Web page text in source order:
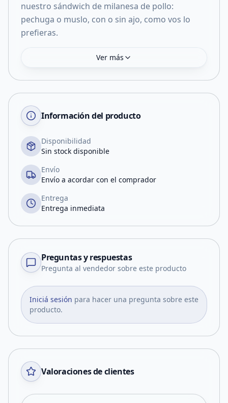
nuestro sándwich de milanesa de pollo:
pechuga o muslo, con o sin ajo, como vos lo
prefieras.
Ver más
Información del producto
Disponibilidad
Sin stock disponible
Envío
Envío a acordar con el comprador
Entrega
Entrega inmediata
Preguntas y respuestas
Pregunta al vendedor sobre este producto
Iniciá sesión para hacer una pregunta sobre este
producto.
Valoraciones de clientes